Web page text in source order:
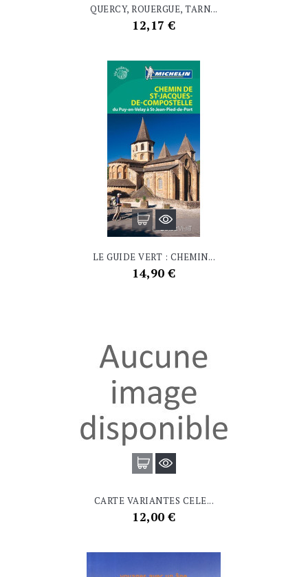
QUERCY, ROUERGUE, TARN...
Prix
12,17 €
LE GUIDE VERT : CHEMIN...
Prix
14,90 €
CARTE VARIANTES CELE...
Prix
12,00 €